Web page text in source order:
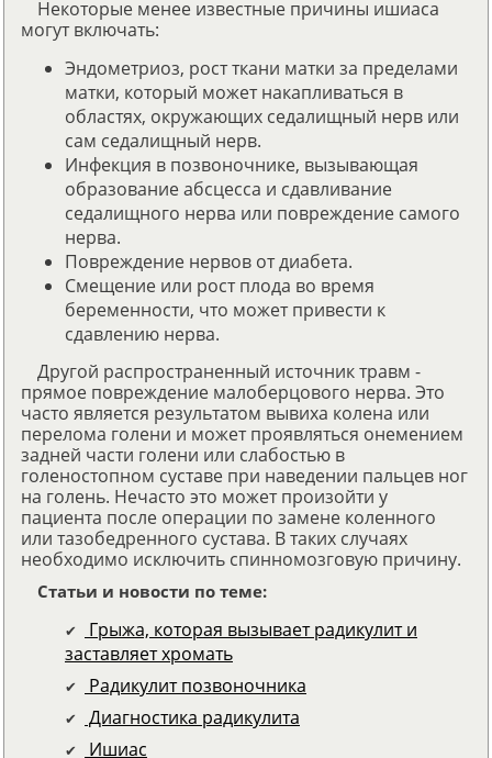
Некоторые менее известные причины ишиаса
могут включать:
Эндометриоз, рост ткани матки за пределами
матки, который может накапливаться в
областях, окружающих седалищный нерв или
сам седалищный нерв.
Инфекция в позвоночнике, вызывающая
образование абсцесса и сдавливание
седалищного нерва или повреждение самого
нерва.
Повреждение нервов от диабета.
Смещение или рост плода во время
беременности, что может привести к
сдавлению нерва.
Другой распространенный источник травм -
прямое повреждение малоберцового нерва. Это
часто является результатом вывиха колена или
перелома голени и может проявляться онемением
задней части голени или слабостью в
голеностопном суставе при наведении пальцев ног
на голень. Нечасто это может произойти у
пациента после операции по замене коленного
или тазобедренного сустава. В таких случаях
необходимо исключить спинномозговую причину.
Статьи и новости по теме:
Грыжа, которая вызывает радикулит и
заставляет хромать
Радикулит позвоночника
Диагностика радикулита
Ишиас